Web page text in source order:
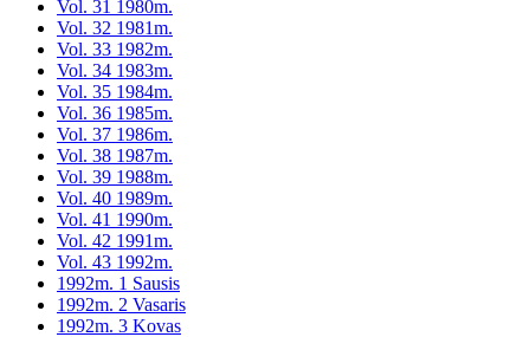
Vol. 31 1980m.
Vol. 32 1981m.
Vol. 33 1982m.
Vol. 34 1983m.
Vol. 35 1984m.
Vol. 36 1985m.
Vol. 37 1986m.
Vol. 38 1987m.
Vol. 39 1988m.
Vol. 40 1989m.
Vol. 41 1990m.
Vol. 42 1991m.
Vol. 43 1992m.
1992m. 1 Sausis
1992m. 2 Vasaris
1992m. 3 Kovas